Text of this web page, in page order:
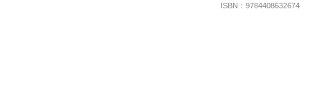
ISBN：9784408632674